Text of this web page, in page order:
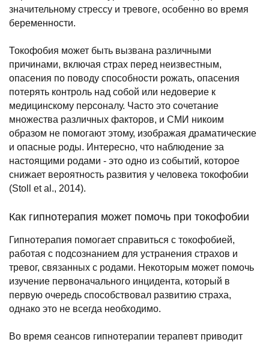
значительному стрессу и тревоге, особенно во время
беременности.
Токофобия может быть вызвана различными
причинами, включая страх перед неизвестным,
опасения по поводу способности рожать, опасения
потерять контроль над собой или недоверие к
медицинскому персоналу. Часто это сочетание
множества различных факторов, и СМИ никоим
образом не помогают этому, изображая драматические
и опасные роды. Интересно, что наблюдение за
настоящими родами - это одно из событий, которое
снижает вероятность развития у человека токофобии
(Stoll et al., 2014).
Как гипнотерапия может помочь при токофобии
Гипнотерапия помогает справиться с токофобией,
работая с подсознанием для устранения страхов и
тревог, связанных с родами. Некоторым может помочь
изучение первоначального инцидента, который в
первую очередь способствовал развитию страха,
однако это не всегда необходимо.
Во время сеансов гипнотерапии терапевт приводит